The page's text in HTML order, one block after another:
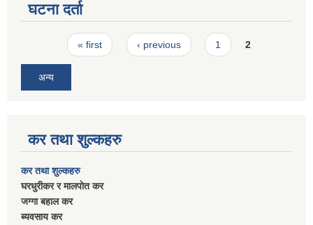
घटना दर्ता
Pages« first ‹ previous 1 2
अन्य
कर तथा शुल्कहरु
कर तथा शुल्कहरु
घरधुरीकर र मालपाेत कर
जग्गा बहाल कर
ब्यवसाय कर